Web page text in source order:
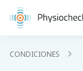
CONDICIONES